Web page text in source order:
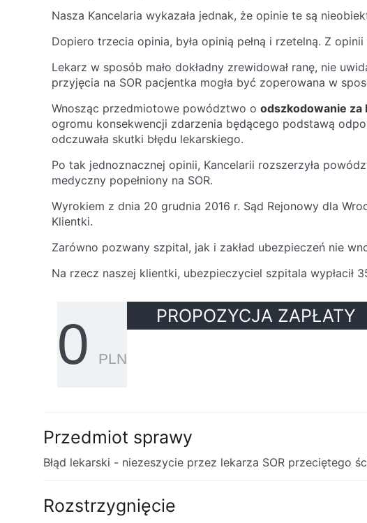
Nasza Kancelaria wykazała jednak, że opinie te są
Dopiero trzecia opinia, była opinią pełną i rzetelną. Z
Lekarz w sposób mało dokładny zrewidował ranę, nie
przyjęcia na SOR pacjentka mogła być zoperowana w
Wnosząc przedmiotowe powództwo oodszkodowanie za
ogromu konsekwencji zdarzenia będącego podstawą
odczuwała skutki błędu lekarskiego.
Po tak jednoznacznej opinii, Kancelarii rozszerzyła
medyczny popełniony na SOR.
Wyrokiem z dnia 20 grudnia 2016 r. Sąd Rejonowy dla
Klientki.
Zarówno pozwany szpital, jak i zakład ubezpieczeń nie
Na rzecz naszej klientki, ubezpieczyciel szpitala wypłacił
PROPOZYCJA ZAPŁATY
0PLN
Przedmiot sprawy
Błąd lekarski - niezeszycie przez lekarza SOR przeciętego
Rozstrzygnięcie